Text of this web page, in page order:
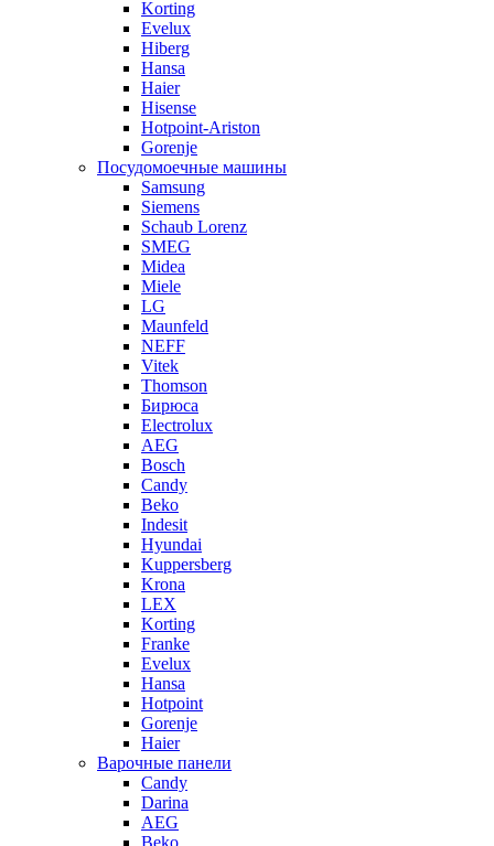
Korting
Evelux
Hiberg
Hansa
Haier
Hisense
Hotpoint-Ariston
Gorenje
Посудомоечные машины
Samsung
Siemens
Schaub Lorenz
SMEG
Midea
Miele
LG
Maunfeld
NEFF
Vitek
Thomson
Бирюса
Electrolux
AEG
Bosch
Candy
Beko
Indesit
Hyundai
Kuppersberg
Krona
LEX
Korting
Franke
Evelux
Hansa
Hotpoint
Gorenje
Haier
Варочные панели
Candy
Darina
AEG